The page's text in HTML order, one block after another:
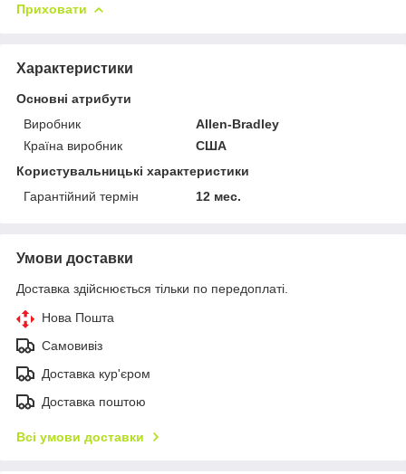
Приховати
Характеристики
Основні атрибути
Виробник
Allen-Bradley
Країна виробник
США
Користувальницькі характеристики
Гарантійний термін
12 мес.
Умови доставки
Доставка здійснюється тільки по передоплаті.
Нова Пошта
Самовивіз
Доставка кур'єром
Доставка поштою
Всі умови доставки